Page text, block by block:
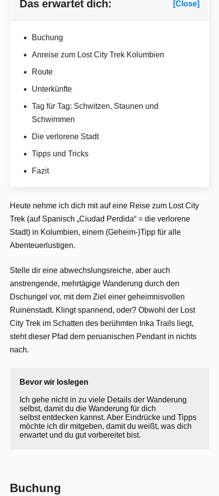
Das erwartet dich: [Close]
Buchung
Anreise zum Lost City Trek Kolumbien
Route
Unterkünfte
Tag für Tag: Schwitzen, Staunen und
Schwimmen
Die verlorene Stadt
Tipps und Tricks
Fazit
Heute nehme ich dich mit auf eine Reise zum Lost City
Trek (auf Spanisch „Ciudad Perdida“ = die verlorene
Stadt) in Kolumbien, einem (Geheim-)Tipp für alle
Abenteuerlustigen.
Stelle dir eine abwechslungsreiche, aber auch
anstrengende, mehrtägige Wanderung durch den
Dschungel vor, mit dem Ziel einer geheimnisvollen
Ruinenstadt. Klingt spannend, oder? Obwohl der Lost
City Trek im Schatten des berühmten Inka Trails liegt,
steht dieser Pfad dem peruanischen Pendant in nichts
nach.
Ich gehe nicht in zu viele Details der Wanderung
selbst, damit du die Wanderung für dich
selbst entdecken kannst. Aber Eindrücke und Tipps
möchte ich dir mitgeben, damit du weißt, was dich
erwartet und du gut vorbereitet bist.
Buchung